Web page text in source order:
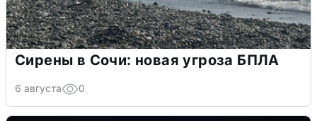
Сирены в Сочи: новая угроза БПЛА
6 августа 0